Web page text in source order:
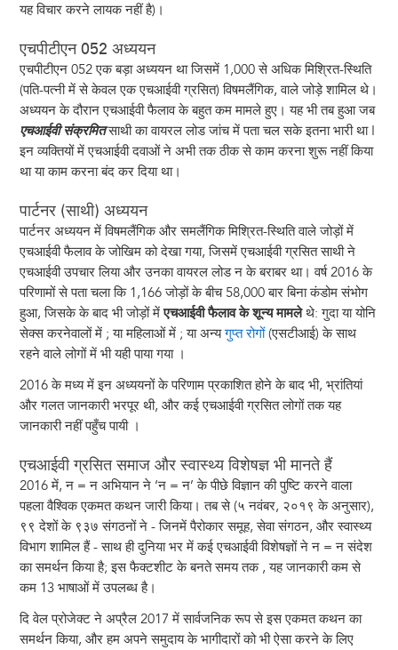
यह विचार करने लायक नहीं है)।
एचपीटीएन 052 अध्ययन
एचपीटीएन 052 एक बड़ा अध्ययन था जिसमें 1,000 से अधिक मिश्रित-स्थिति
(पति-पत्नी में से केवल एक एचआईवी ग्रसित) विषमलैंगिक, वाले जोड़े शामिल थे।
अध्ययन के दौरान एचआईवी फैलाव के बहुत कम मामले हुए। यह भी तब हुआ जब
एचआईवी संक्रमितसाथी का वायरल लोड जांच में पता चल सके इतना भारी था I
इन व्यक्तियों में एचआईवी दवाओं ने अभी तक ठीक से काम करना शुरू नहीं किया
था या काम करना बंद कर दिया था।
पार्टनर (साथी) अध्ययन
पार्टनर अध्ययन में विषमलैंगिक और समलैंगिक मिश्रित-स्थिति वाले जोड़ों में
एचआईवी फैलाव के जोखिम को देखा गया, जिसमें एचआईवी ग्रसित साथी ने
एचआईवी उपचार लिया और उनका वायरल लोड न के बराबर था। वर्ष 2016 के
परिणामों से पता चला कि 1,166 जोड़ों के बीच 58,000 बार बिना कंडोम संभोग
हुआ, जिसके के बाद भी जोड़ों मेंएचआईवी फैलाव के शून्य मामलेथे: गुदा या योनि
सेक्स करनेवालों में ; या महिलाओं में ; या अन्यगुप्त रोगों(एसटीआई) के साथ
रहने वाले लोगों में भी यही पाया गया ।
2016 के मध्य में इन अध्ययनों के परिणाम प्रकाशित होने के बाद भी, भ्रांतियां
और गलत जानकारी भरपूर थी, और कई एचआईवी ग्रसित लोगों तक यह
जानकारी नहीं पहुँच पायी ।
एचआईवी ग्रसित समाज और स्वास्थ्य विशेषज्ञ भी मानते हैं
2016 में, न = न अभियान ने ‘न = न’ के पीछे विज्ञान की पुष्टि करने वाला
पहला वैश्विक एकमत कथन जारी किया। तब से (५ नवंबर, २०१९ के अनुसार),
९९ देशों के ९३७ संगठनों ने - जिनमें पैरोकार समूह, सेवा संगठन, और स्वास्थ्य
विभाग शामिल हैं - साथ ही दुनिया भर में कई एचआईवी विशेषज्ञों ने न = न संदेश
का समर्थन किया है; इस फैक्टशीट के बनते समय तक , यह जानकारी कम से
कम 13 भाषाओं में उपलब्ध है।
दि वेल प्रोजेक्ट ने अप्रैल 2017 में सार्वजनिक रूप से इस एकमत कथन का
समर्थन किया, और हम अपने समुदाय के भागीदारों को भी ऐसा करने के लिए